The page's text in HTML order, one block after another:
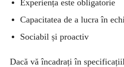
Experiența este obligatorie
Capacitatea de a lucra în
Sociabil și proactiv
Dacă vă încadrați în